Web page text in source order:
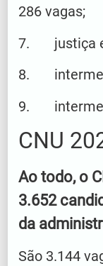
286 vagas;
7. justiça e
8.
9.
CNU
Ao todo, o
3.652
da
São 3.144